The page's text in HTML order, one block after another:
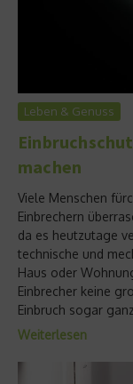
Leben & Genuss
machen
Viele Menschen
Einbrechern
da es heutzutage
technische und
Haus oder
Einbrecher keine
Einbruch sogar
Weiterlesen